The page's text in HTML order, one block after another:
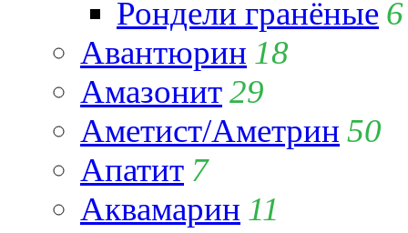
Рондели гранёные 6
Авантюрин 18
Амазонит29
Аметист/Аметрин 50
Апатит 7
Аквамарин 11